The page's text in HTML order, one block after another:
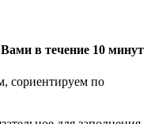
в течение 10 минут
сориентируем по